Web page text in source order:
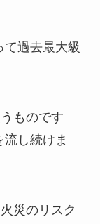
て過去最大級
ものです
し続けま
災のリスク